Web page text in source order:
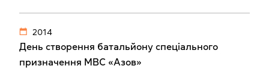
2014
День створення батальйону спеціального
призначення МВС «Азов»